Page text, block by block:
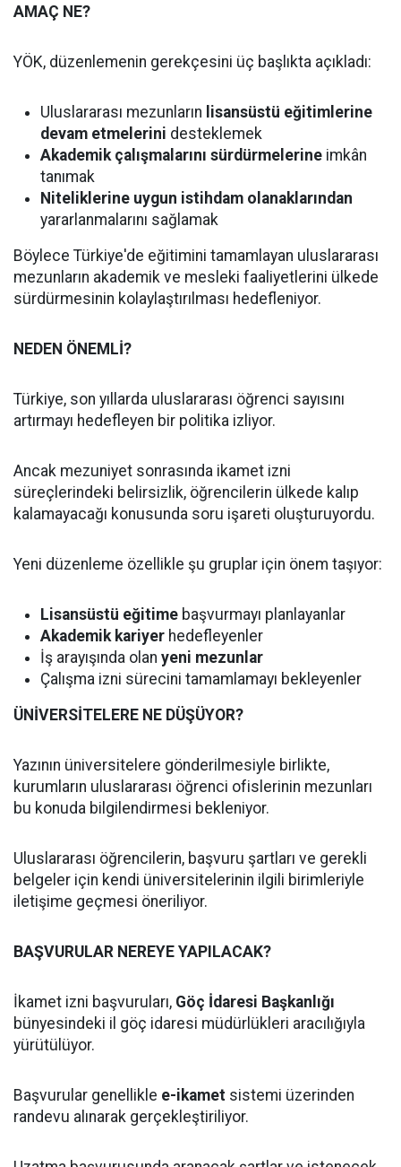
AMAÇ NE?
YÖK, düzenlemenin gerekçesini üç başlıkta açıkladı:
Uluslararası mezunların lisansüstü eğitimlerine
devam etmelerini desteklemek
Akademik çalışmalarını sürdürmelerine imkân
tanımak
Niteliklerine uygun istihdam olanaklarından
yararlanmalarını sağlamak
Böylece Türkiye'de eğitimini tamamlayan uluslararası
mezunların akademik ve mesleki faaliyetlerini ülkede
sürdürmesinin kolaylaştırılması hedefleniyor.
NEDEN ÖNEMLİ?
Türkiye, son yıllarda uluslararası öğrenci sayısını
artırmayı hedefleyen bir politika izliyor.
Ancak mezuniyet sonrasında ikamet izni
süreçlerindeki belirsizlik, öğrencilerin ülkede kalıp
kalamayacağı konusunda soru işareti oluşturuyordu.
Yeni düzenleme özellikle şu gruplar için önem taşıyor:
Lisansüstü eğitime başvurmayı planlayanlar
Akademik kariyer hedefleyenler
İş arayışında olan yeni mezunlar
Çalışma izni sürecini tamamlamayı bekleyenler
ÜNİVERSİTELERE NE DÜŞÜYOR?
Yazının üniversitelere gönderilmesiyle birlikte,
kurumların uluslararası öğrenci ofislerinin mezunları
bu konuda bilgilendirmesi bekleniyor.
Uluslararası öğrencilerin, başvuru şartları ve gerekli
belgeler için kendi üniversitelerinin ilgili birimleriyle
iletişime geçmesi öneriliyor.
BAŞVURULAR NEREYE YAPILACAK?
İkamet izni başvuruları, Göç İdaresi Başkanlığı
bünyesindeki il göç idaresi müdürlükleri aracılığıyla
yürütülüyor.
Başvurular genellikle e-ikamet sistemi üzerinden
randevu alınarak gerçekleştiriliyor.